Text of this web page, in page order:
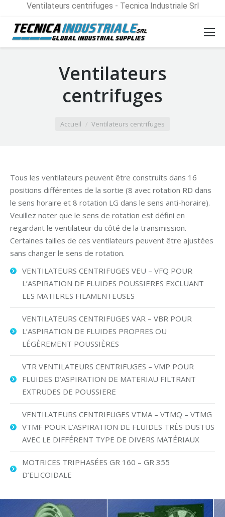
Ventilateurs centrifuges - Tecnica Industriale Srl
Ventilateurs
centrifuges
Accueil Ventilateurs centrifuges
Tous les ventilateurs peuvent être construits dans 16
positions différentes de la sortie (8 avec rotation RD dans
le sens horaire et 8 rotation LG dans le sens anti-horaire).
Veuillez noter que le sens de rotation est défini en
regardant le ventilateur du côté de la transmission.
Certaines tailles de ces ventilateurs peuvent être ajustées
sans changer le sens de rotation.
VENTILATEURS CENTRIFUGES VEU – VFQ POUR
L’ASPIRATION DE FLUIDES POUSSIERES EXCLUANT
LES MATIERES FILAMENTEUSES
VENTILATEURS CENTRIFUGES VAR – VBR POUR
L’ASPIRATION DE FLUIDES PROPRES OU
LÉGÈREMENT POUSSIÈRES
VTR VENTILATEURS CENTRIFUGES – VMP POUR
FLUIDES D’ASPIRATION DE MATERIAU FILTRANT
EXTRUDES DE POUSSIERE
VENTILATEURS CENTRIFUGES VTMA – VTMQ – VTMG
VTMF POUR L’ASPIRATION DE FLUIDES TRÈS DUSTUS
AVEC LE DIFFÉRENT TYPE DE DIVERS MATÉRIAUX
MOTRICES TRIPHASÉES GR 160 – GR 355
D’ELICOIDALE